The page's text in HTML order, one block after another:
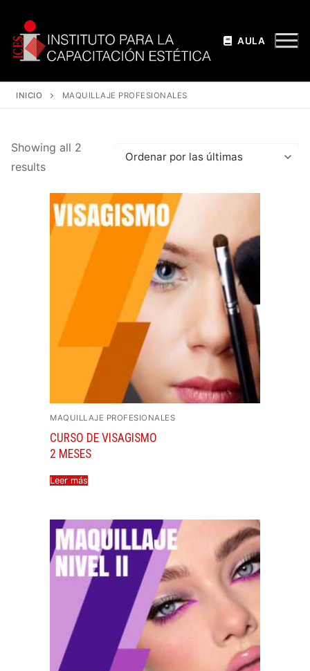
AULA
INICIO MAQUILLAJE PROFESIONALES
Showing all 2
results
MAQUILLAJE PROFESIONALES
CURSO DE VISAGISMO
2 MESES
Leer más